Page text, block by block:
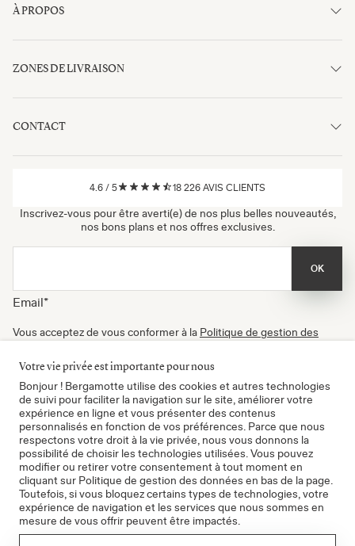
À PROPOS
ZONES DE LIVRAISON
CONTACT
4.6 / 5 18 226 AVIS CLIENTS
Inscrivez-vous pour être averti(e) de nos plus belles nouveautés,
nos bons plans et nos offres exclusives.
Email*
OK
Vous acceptez de vous conformer à la Politique de gestion des
newsletters. Vous pouvez vous désinscrire à tout moment.
Certifié B Corp
Votre vie privée est importante pour nous
Bonjour ! Bergamotte utilise des cookies et autres technologies
de suivi pour faciliter la navigation sur le site, améliorer votre
expérience en ligne et vous présenter des contenus
personnalisés en fonction de vos préférences. Parce que nous
respectons votre droit à la vie privée, nous vous donnons la
possibilité de choisir les technologies utilisées. Vous pouvez
modifier ou retirer votre consentement à tout moment en
cliquant sur Politique de gestion des données en bas de la page.
Toutefois, si vous bloquez certains types de technologies, votre
expérience de navigation et les services que nous sommes en
mesure de vous offrir peuvent être impactés.